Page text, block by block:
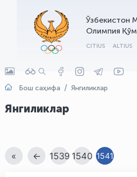
Ўзбекистон
Олимпия
CITIUS ALTIUS
Бош саҳифа Янгиликлар
Янгиликлар
« ← 1539 1540 1541
OLYMPCHIK AI - yordamchi
Онлайн · olympic.uz